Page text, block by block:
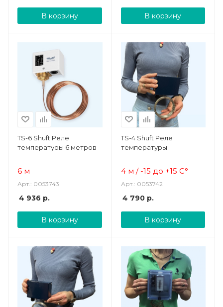
В корзину В корзину
TS-6 Shuft Реле
температуры 6 метров
6 м
Арт.: 0053743
4 936 р.
В корзину
TS-4 Shuft Реле
температуры
4 м / -15 до +15 С°
Арт.: 0053742
4 790р.
В корзину